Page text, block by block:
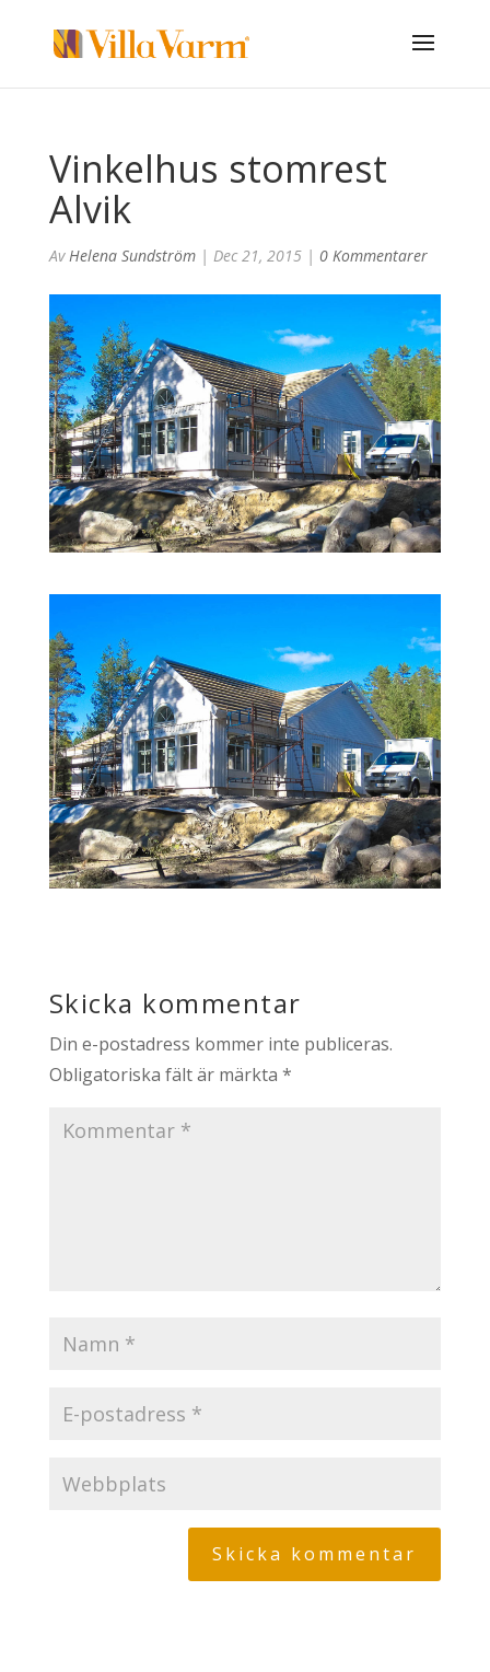
Vinkelhus stomrest
Alvik
AvHelena Sundström| Dec 21, 2015| 0 Kommentarer
Skicka kommentar
Din e-postadress kommer inte publiceras.
Obligatoriska fält är märkta *